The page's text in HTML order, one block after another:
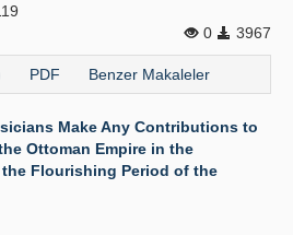
0
3967
PDF Benzer Makaleler
Make Any Contributions to
Ottoman Empire in the
Flourishing Period of the